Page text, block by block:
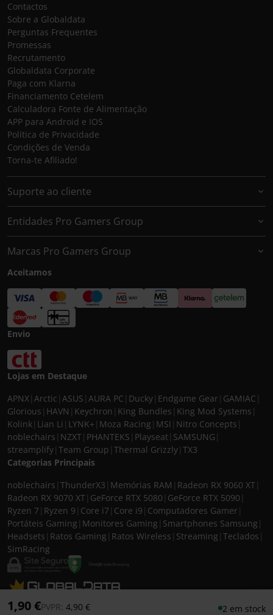
PVPR: Preço reduzido de
4,90 €para
1,90 € 2 em stock
Contactos
Sobre a Globaldata
Perguntas Frequentes
Promessas
Recrutamento
Globaldata Corporate
Paga com Klarna
Financiamento Cetelem
Calculadora Fonte de Alimentação
APP para Android e IOS
Política de Privacidade
Condições de Venda
Torna-te Afiliado!
Suporte ao cliente
Entidades Pro Gamers Group
Marcas Pro Gamers Group
Aceitamos
Envio
Lojas em Destaque
APNX Arctic ASUS AURA PC Ducky Endgame Gear GAMIAC
Glorious HAVN Keychron King Bundles King Mod Systems
Kolink Lian Li LYNK+ Moza Racing MSI Nitro Concepts
noblechairs NZXT PHANTEKS Playseat SAMSUNG
streamplify Team Group Thermal Grizzly TX3
Categorias Principais
noblechairs ThunderX3 Memórias RAM Radeon RX 9060 XT
Radeon RX 9070 XT GeForce RTX 5080 GeForce RTX 5090
Ryzen 7 Ryzen 9 Core i7 Core i9 Computadores Gamer
Portáteis Gaming Monitores Gaming Smartphones Samsung
Headsets Ratos Gaming Ratos Wireless Streaming Teclados
SimRacing
© 2026 CASEKING IBERIA. TODOS OS DIREITOS RESERVADOS. IVA incluído à